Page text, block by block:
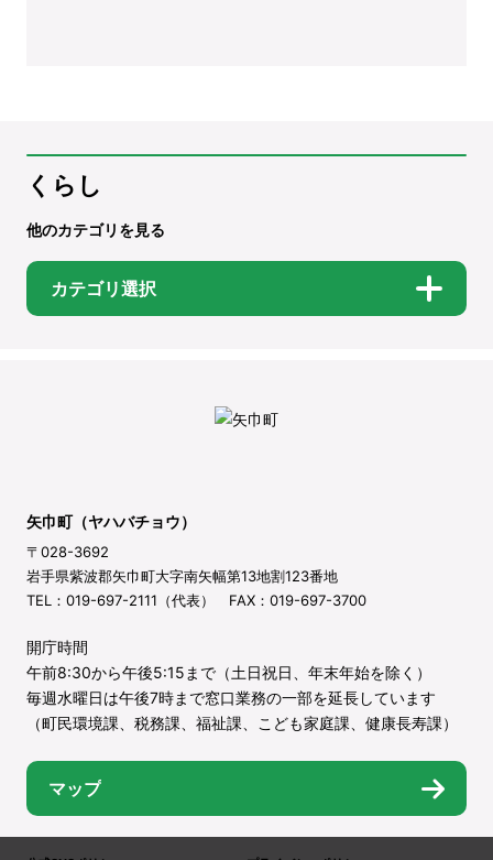
くらし
他のカテゴリを見る
カテゴリ選択
矢巾町（ヤハバチョウ）
〒028-3692
岩手県紫波郡矢巾町大字南矢幅第13地割123番地
TEL：019-697-2111（代表） FAX：019-697-3700
開庁時間
午前8:30から午後5:15まで（土日祝日、年末年始を除く）
毎週水曜日は午後7時まで窓口業務の一部を延長しています
（町民環境課、税務課、福祉課、こども家庭課、健康長寿課）
マップ